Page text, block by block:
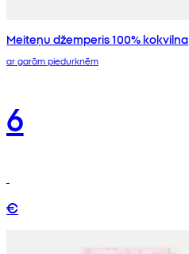
Meiteņu džemperis 100% kokvilna
ar garām piedurknēm
6
€